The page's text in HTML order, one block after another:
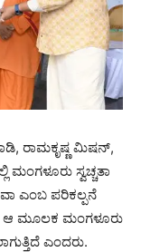
ರಾಮಕೃಷ್ಣ ಮಿಷನ್,
ಸ್ವಚ್ಚತಾ
ಎಂಬ ಪರಿಕಲ್ಪನೆ
ಆ ಮೂಲಕ ಮಂಗಳೂರು
ಎಂದರು.